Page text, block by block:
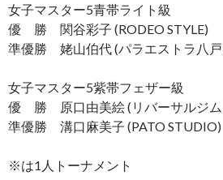
女子マスター5青帯ライト級
優 勝 関谷彩子 (RODEO STYLE)
準優勝 姥山伯代 (パラエストラ八
女子マスター5紫帯フェザー級
優 勝 原口由美絵 (リバーサルジム
準優勝 溝口麻美子 (PATO STUDIO)
※は1人トーナメント